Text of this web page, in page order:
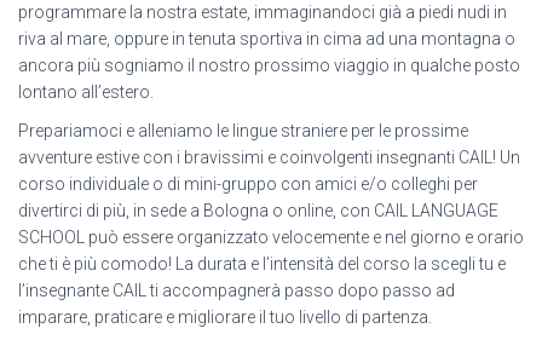
programmare la nostra estate, immaginandoci già a piedi nudi in
riva al mare, oppure in tenuta sportiva in cima ad una montagna o
ancora più sogniamo il nostro prossimo viaggio in qualche posto
lontano all’estero.
Prepariamoci e alleniamo le lingue straniere per le prossime
avventure estive con i bravissimi e coinvolgenti insegnanti CAIL! Un
corso individuale o di mini-gruppo con amici e/o colleghi per
divertirci di più, in sede a Bologna o online, con CAIL LANGUAGE
SCHOOL può essere organizzato velocemente e nel giorno e orario
che ti è più comodo! La durata e l’intensità del corso la scegli tu e
l’insegnante CAIL ti accompagnerà passo dopo passo ad
imparare, praticare e migliorare il tuo livello di partenza.